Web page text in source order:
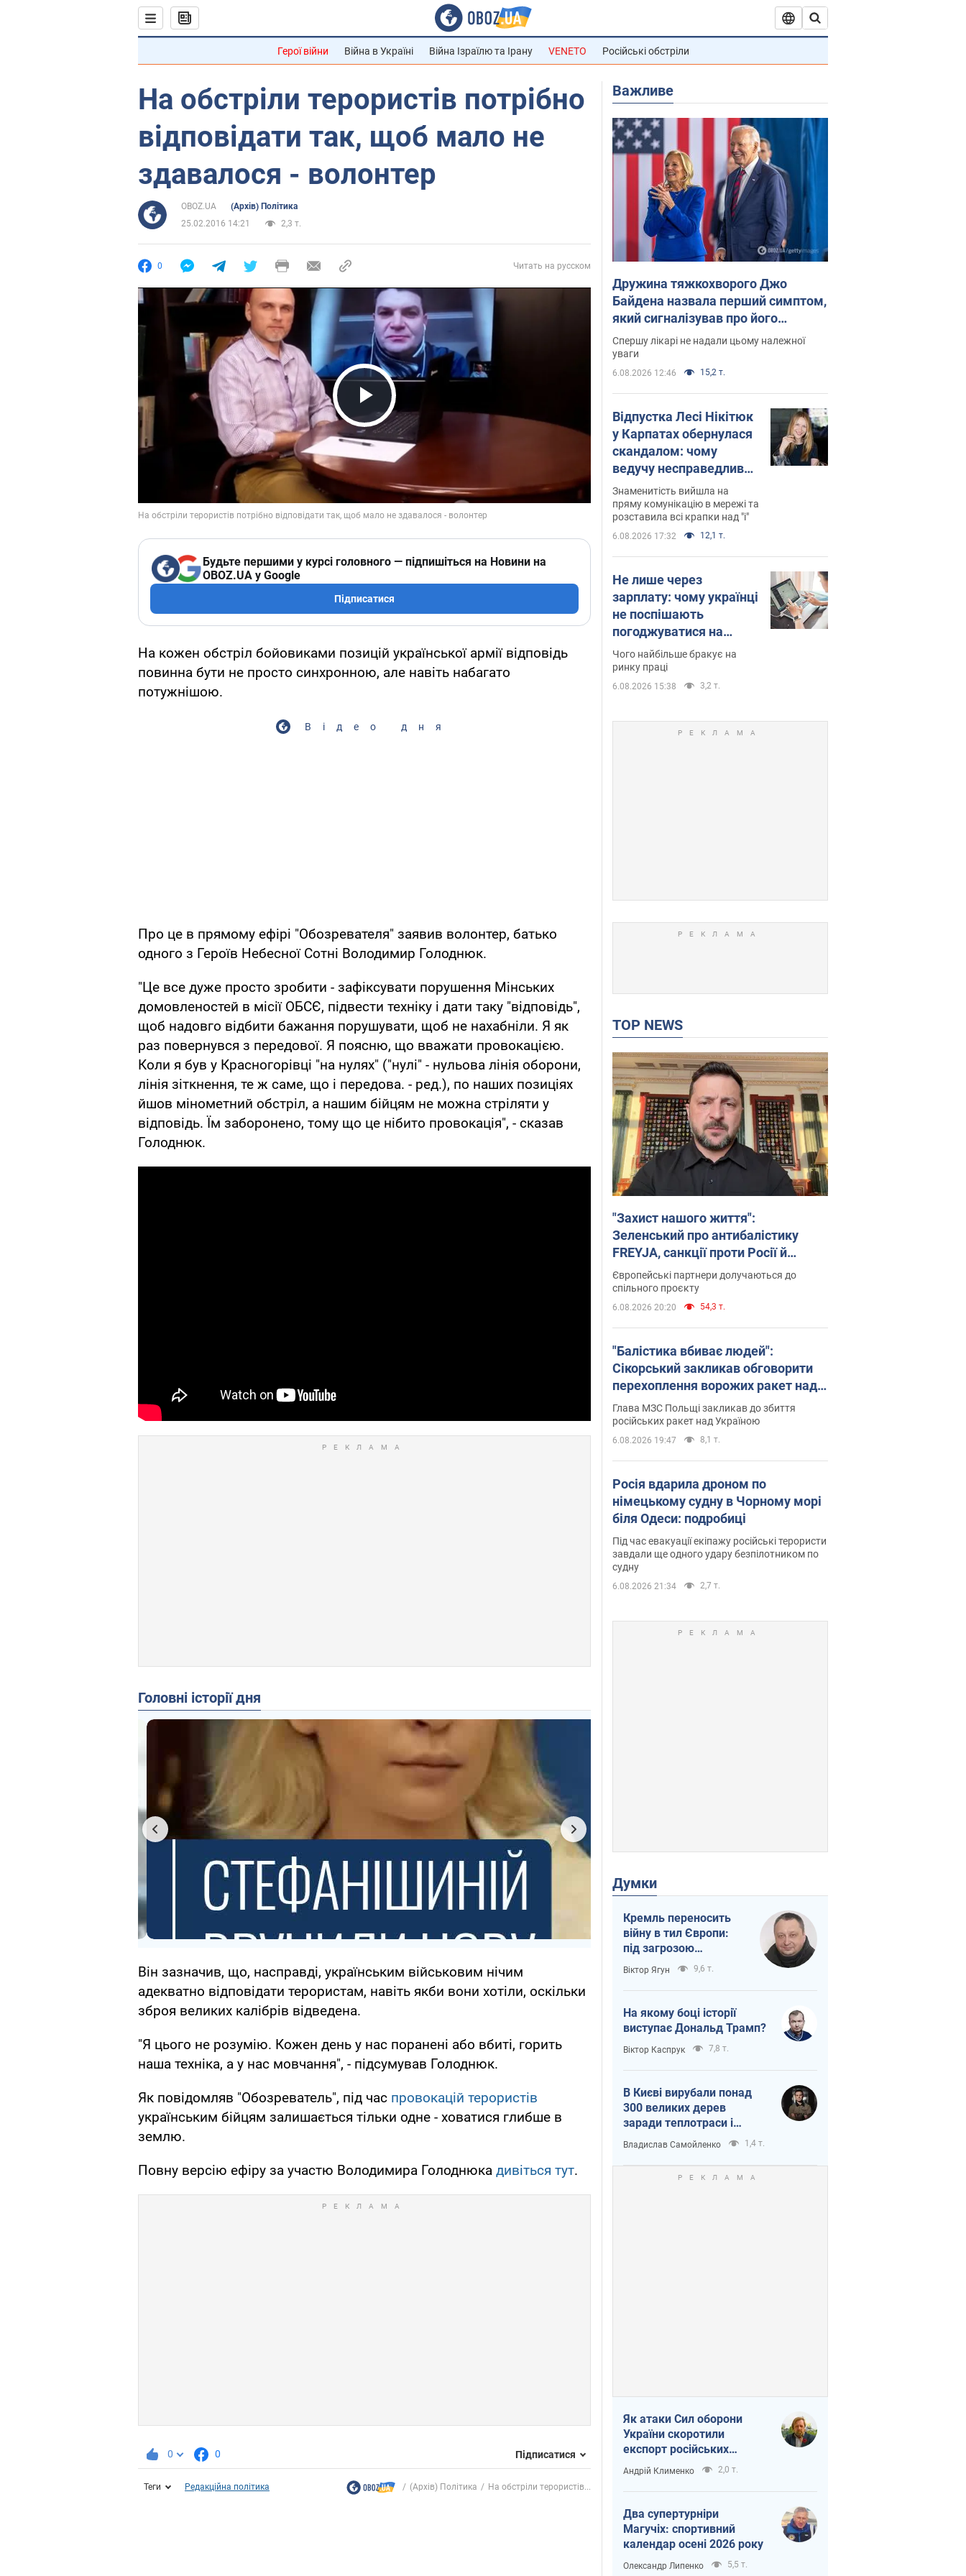
Герої війни Війна в Україні Війна Ізраїлю та Ірану VENETO Російські обстріли
На обстріли терористів потрібно
відповідати так, щоб мало не
здавалося - волонтер
OBOZ.UA
(Архів) Політика
25.02.2016 14:21
2,3 т.
0 Читать на русском
Play Video
Будьте першими у курсі головного — підпишіться на Новини на
OBOZ.UA у Google
Підписатися
На кожен обстріл бойовиками позицій української армії відповідь
повинна бути не просто синхронною, але навіть набагато
потужнішою.
Відео дня
Про це в прямому ефірі "Обозревателя" заявив волонтер, батько
одного з Героїв Небесної Сотні Володимир Голоднюк.
"Це все дуже просто зробити - зафіксувати порушення Мінських
домовленостей в місії ОБСЄ, підвести техніку і дати таку "відповідь",
щоб надовго відбити бажання порушувати, щоб не нахабніли. Я як
раз повернувся з передової. Я поясню, що вважати провокацією.
Коли я був у Красногорівці "на нулях" ("нулі" - нульова лінія оборони,
лінія зіткнення, те ж саме, що і передова. - ред.), по наших позиціях
йшов мінометний обстріл, а нашим бійцям не можна стріляти у
відповідь. Їм заборонено, тому що це нібито провокація", - сказав
Голоднюк.
Головні історії дня
Він зазначив, що, насправді, українським військовим нічим
адекватно відповідати терористам, навіть якби вони хотіли, оскільки
зброя великих калібрів відведена.
"Я цього не розумію. Кожен день у нас поранені або вбиті, горить
наша техніка, а у нас мовчання", - підсумував Голоднюк.
Як повідомляв "Обозреватель", під час провокацій терористів
українським бійцям залишається тільки одне - ховатися глибше в
землю.
Повну версію ефіру за участю Володимира Голоднюка дивіться тут.
0 0 Підписатися
Теги Редакційна політика (Архів) Політика На обстріли терористів...
Важливе
Дружина тяжкохворого Джо
Байдена назвала перший симптом,
який сигналізував про його
"агресивний" рак
Спершу лікарі не надали цьому належної
уваги
6.08.2026 12:46 15,2 т.
Відпустка Лесі Нікітюк
у Карпатах обернулася
скандалом: чому
ведучу несправедливо
захейтили
Знаменитість вийшла на
пряму комунікацію в мережі та
розставила всі крапки над "і"
6.08.2026 17:32 12,1 т.
Не лише через
зарплату: чому українці
не поспішають
погоджуватися на
вакансії
Чого найбільше бракує на
ринку праці
6.08.2026 15:38 3,2 т.
TOP NEWS
"Захист нашого життя":
Зеленський про антибалістику
FREYJA, санкції проти Росії й
підтримку аграріїв. Відео
Європейські партнери долучаються до
спільного проєкту
6.08.2026 20:20 54,3 т.
"Балістика вбиває людей":
Сікорський закликав обговорити
перехоплення ворожих ракет над
Україною
Глава МЗС Польщі закликав до збиття
російських ракет над Україною
6.08.2026 19:47 8,1 т.
Росія вдарила дроном по
німецькому судну в Чорному морі
біля Одеси: подробиці
Під час евакуації екіпажу російські терористи
завдали ще одного удару безпілотником по
судну
6.08.2026 21:34 2,7 т.
Думки
Кремль переносить
війну в тил Європи:
під загрозою
критична логістика
Віктор Ягун 9,6 т.
На якому боці історії
виступає Дональд Трамп?
Віктор Каспрук 7,8 т.
В Києві вирубали понад
300 великих дерев
заради теплотраси і
всупереч Генплану
Владислав Самойленко 1,4 т.
Як атаки Сил оборони
України скоротили
експорт російських
нафтопродуктів
Андрій Клименко 2,0 т.
Два супертурніри
Магучіх: спортивний
календар осені 2026 року
Олександр Липенко 5,5 т.